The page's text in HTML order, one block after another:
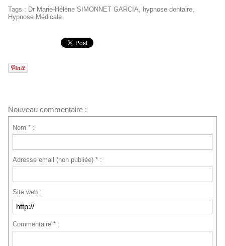
Tags : Dr Marie-Hélène SIMONNET GARCIA, hypnose dentaire,
Hypnose Médicale
Nouveau commentaire :
Nom * :
Adresse email (non publiée) * :
Site web :
Commentaire * :